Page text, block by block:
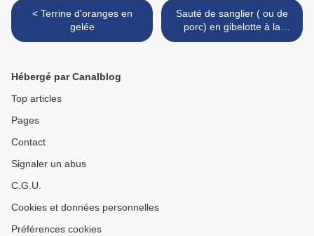
< Terrine d'oranges en
gelée
Sauté de sanglier ( ou de
porc) en gibelotte à la
moutarde >
Hébergé par Canalblog
Top articles
Pages
Contact
Signaler un abus
C.G.U.
Cookies et données personnelles
Préférences cookies